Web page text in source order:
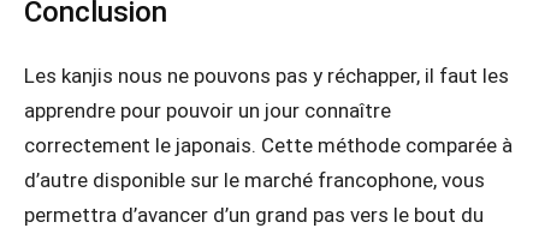
Conclusion
Les kanjis nous ne pouvons pas y réchapper, il faut les
apprendre pour pouvoir un jour connaître
correctement le japonais. Cette méthode comparée à
d’autre disponible sur le marché francophone, vous
permettra d’avancer d’un grand pas vers le bout du